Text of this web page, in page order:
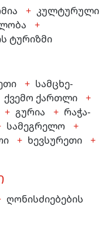
კულტურული
ტურიზმი
სამცხე-
ქვემო ქართლი
გურია
რაჭა-
სამეგრელო
ხევსურეთი
ღონისძიებების